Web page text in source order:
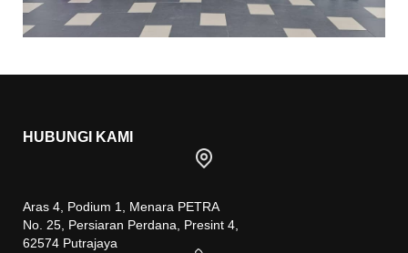
HUBUNGI KAMI
Aras 4, Podium 1, Menara PETRA
No. 25, Persiaran Perdana, Presint 4,
62574 Putrajaya